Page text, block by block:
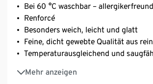
Bei 60 °C waschbar –
Renforcé
Besonders weich, leicht und glatt
Feine, dicht gewebte Qualität aus
Temperaturausgleichend und
Mehr anzeigen
Abwechslungsreich durch
Mit Reißverschluss – einfach und